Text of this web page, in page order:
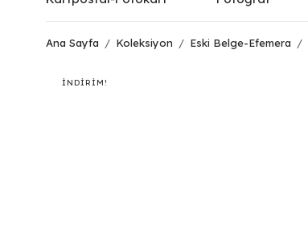
Ana Sayfa / Koleksiyon / Eski Belge-Efemera /
İNDIRIM!